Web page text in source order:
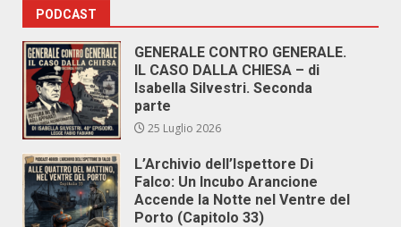
PODCAST
GENERALE CONTRO GENERALE.
IL CASO DALLA CHIESA – di
Isabella Silvestri. Seconda
parte
25 Luglio 2026
L’Archivio dell’Ispettore Di
Falco: Un Incubo Arancione
Accende la Notte nel Ventre del
Porto (Capitolo 33)